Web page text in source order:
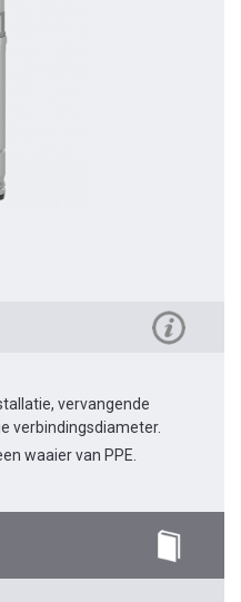
vervangende
verbindingsdiameter.
waaier van PPE.